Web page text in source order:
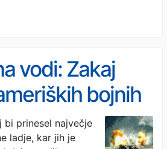
vodi: Zakaj
bojnih
zgradili
bi prinesel največje
ladje, kar jih je